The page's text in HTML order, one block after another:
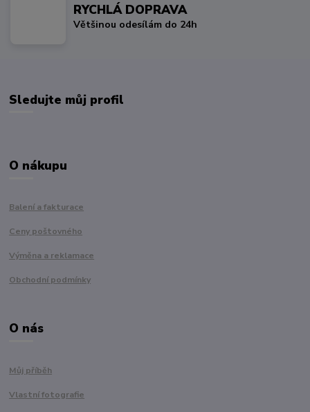
RYCHLÁ DOPRAVA
Většinou odesílám do 24h
Sledujte můj profil
O nákupu
Balení a fakturace
Ceny poštovného
Výměna a reklamace
Obchodní podmínky
O nás
Můj příběh
Vlastní fotografie